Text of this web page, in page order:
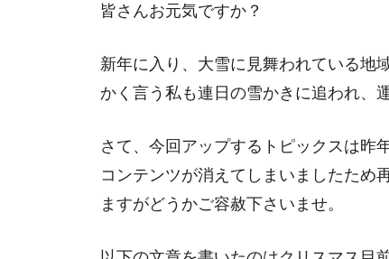
皆さんお元気ですか？
新年に入り、大雪に見舞われている地
かく言う私も連日の雪かきに追われ、
さて、今回アップするトピックスは昨
コンテンツが消えてしまいましたため
ますがどうかご容赦下さいませ。